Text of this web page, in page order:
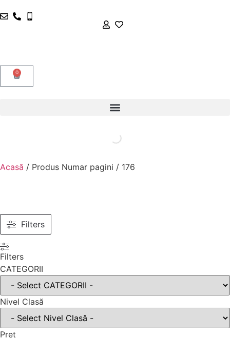
0
Acasă / Produs Numar pagini / 176
Filters
Filters
CATEGORII
Nivel Clasă
Pret